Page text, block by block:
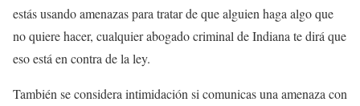
estás usando amenazas para tratar de que alguien haga algo que
no quiere hacer, cualquier abogado criminal de Indiana te dirá que
eso está en contra de la ley.
También se considera intimidación si comunicas una amenaza con